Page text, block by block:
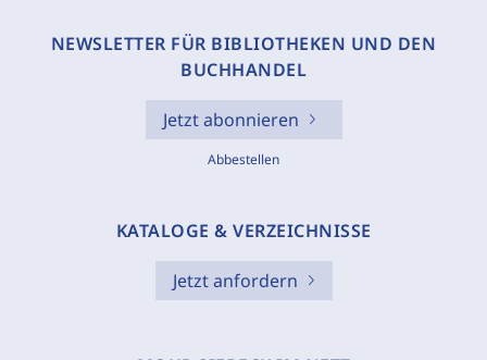
NEWSLETTER FÜR BIBLIOTHEKEN UND DEN
BUCHHANDEL
Jetzt abonnieren
Abbestellen
KATALOGE & VERZEICHNISSE
Jetzt anfordern